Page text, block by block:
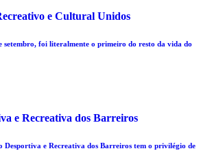
e Cultural Unidos
setembro, foi literalmente o primeiro do resto da vida do
e Recreativa dos Barreiros
Desportiva e Recreativa dos Barreiros tem o privilégio de